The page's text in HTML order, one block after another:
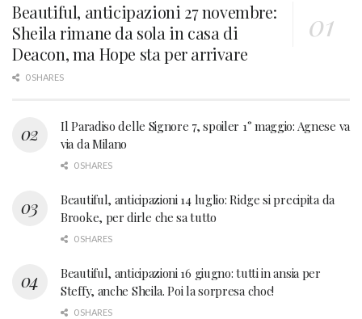
Beautiful, anticipazioni 27 novembre:
Sheila rimane da sola in casa di
Deacon, ma Hope sta per arrivare
0 SHARES
Il Paradiso delle Signore 7, spoiler 1° maggio: Agnese va
via da Milano
0 SHARES
Beautiful, anticipazioni 14 luglio: Ridge si precipita da
Brooke, per dirle che sa tutto
0 SHARES
Beautiful, anticipazioni 16 giugno: tutti in ansia per
Steffy, anche Sheila. Poi la sorpresa choc!
0 SHARES